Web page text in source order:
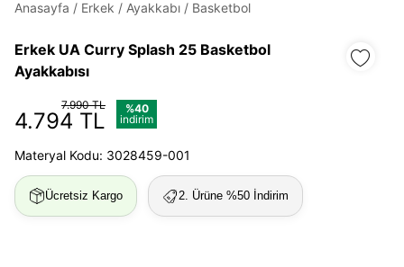
Anasayfa / Erkek / Ayakkabı / Basketbol
Erkek UA Curry Splash 25 Basketbol
Ayakkabısı
7.990 TL
4.794 TL
%40
indirim
Materyal Kodu: 3028459-001
Ücretsiz Kargo 2. Ürüne %50 İndirim
Giriş Yap
Beni Hatırla Şifremi Unuttum